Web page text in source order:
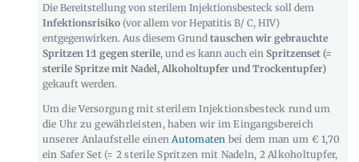
Die Bereitstellung von sterilem Injektionsbesteck soll dem
Infektionsrisiko(vor allem vor Hepatitis B/ C, HIV)
entgegenwirken. Aus diesem Grund tauschen wir gebrauchte
Spritzen 1:1 gegen sterile, und es kann auch ein Spritzenset (=
sterile Spritze mit Nadel, Alkoholtupfer und Trockentupfer)
gekauft werden.
Um die Versorgung mit sterilem Injektionsbesteck rund um
die Uhr zu gewährleisten, haben wir im Eingangsbereich
unserer Anlaufstelle einen Automaten bei dem man um € 1,70
ein Safer Set (= 2 sterile Spritzen mit Nadeln, 2 Alkoholtupfer,